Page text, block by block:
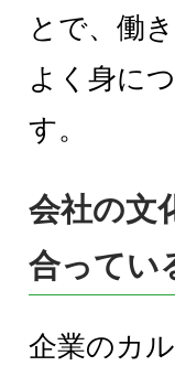
とで、働
よく身に
す。
会社の文
合ってい
企業のカ